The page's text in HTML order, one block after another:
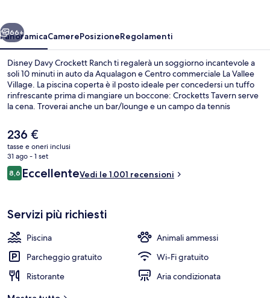
Avanti
66+
PanoramicaCamerePosizioneRegolamenti
Disney Davy Crockett Ranch ti regalerà un soggiorno incantevole a
soli 10 minuti in auto da Aqualagon e Centro commerciale La Vallee
Village. La piscina coperta è il posto ideale per concedersi un tuffo
rinfrescante prima di mangiare un boccone: Crocketts Tavern serve
la cena. Troverai anche un bar/lounge e un campo da tennis
microonde. I viaggiatori apprezzano la piscina e il personale gentile
del posto.
Il
prezzo
attuale
è
236 €
236 €
tasse e oneri inclusi
31 ago - 1 set
Recensioni
8,68,6 su 10
EccellenteVedi le 1.001 recensioni
Servizi più richiesti
Piscina
Animali ammessi
Parcheggio gratuito
Wi-Fi gratuito
Ristorante
Aria condizionata